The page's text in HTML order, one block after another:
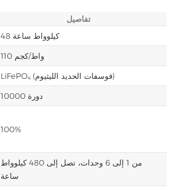
تفاصيل
48 كيلوواط ساعة
110 واط/كجم
LiFePO₄ (فوسفات الحديد الليثيوم)
10000 دورة
100%
من 1 إلى 6 وحدات، تصل إلى 480 كيلوواط
ساعة